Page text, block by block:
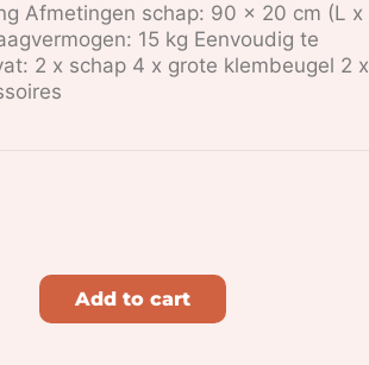
Afmetingen schap: 90 x 20 cm (L x
15 kg Eenvoudig te
2 x schap 4 x grote klembeugel 2 x
Add to cart